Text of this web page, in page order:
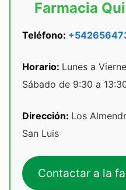
Farmacia
Teléfono:
Horario: Lunes a
Sábado de 9:30 a
Dirección: Los
San Luis
Contactar a la